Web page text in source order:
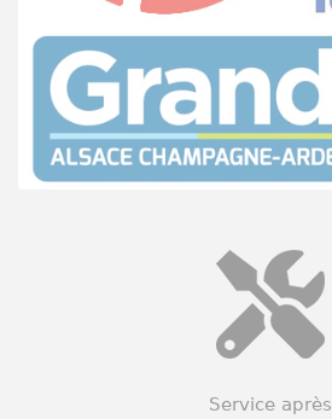
Service après